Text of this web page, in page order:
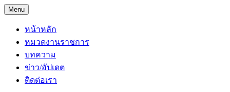
Skip
to
content
Menu
หน้าหลัก
หมวดงานราชการ
บทความ
ข่าว/อัปเดต
ติดต่อเรา